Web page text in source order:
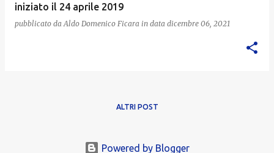
iniziato il 24 aprile 2019
pubblicato da Aldo Domenico Ficara in data dicembre 06, 2021
ALTRI POST
Powered by Blogger